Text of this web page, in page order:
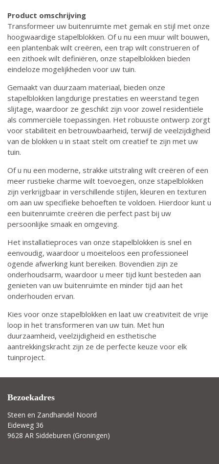
Product omschrijving
Transformeer uw buitenruimte met gemak en stijl met onze
hoogwaardige stapelblokken. Of u nu een muur wilt bouwen,
een plantenbak wilt creëren, een trap wilt construeren of
een zithoek wilt definiëren, onze stapelblokken bieden
eindeloze mogelijkheden voor uw tuin.
Gemaakt van duurzaam materiaal, bieden onze
stapelblokken langdurige prestaties en weerstand tegen
slijtage, waardoor ze geschikt zijn voor zowel residentiële
als commerciële toepassingen. Het robuuste ontwerp zorgt
voor stabiliteit en betrouwbaarheid, terwijl de veelzijdigheid
van de blokken u in staat stelt om creatief te zijn met uw
tuin.
Of u nu een moderne, strakke uitstraling wilt creëren of een
meer rustieke charme wilt toevoegen, onze stapelblokken
zijn verkrijgbaar in verschillende stijlen, kleuren en texturen
om aan uw specifieke behoeften te voldoen. Hierdoor kunt u
een buitenruimte creëren die perfect past bij uw
persoonlijke smaak en omgeving.
Het installatieproces van onze stapelblokken is snel en
eenvoudig, waardoor u moeiteloos een professioneel
ogende afwerking kunt bereiken. Bovendien zijn ze
onderhoudsarm, waardoor u meer tijd kunt besteden aan
genieten van uw buitenruimte en minder tijd aan het
onderhouden ervan.
Kies voor onze stapelblokken en laat uw creativiteit de vrije
loop in het transformeren van uw tuin. Met hun
duurzaamheid, veelzijdigheid en esthetische
aantrekkingskracht zijn ze de perfecte keuze voor elk
tuinproject.
Bezoekadres
Steen en Zandhandel Noord
Eideweg 36
9628 AR Siddeburen (Groningen)